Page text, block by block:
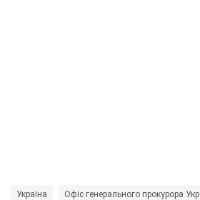
Україна Офіс генерального прокурора